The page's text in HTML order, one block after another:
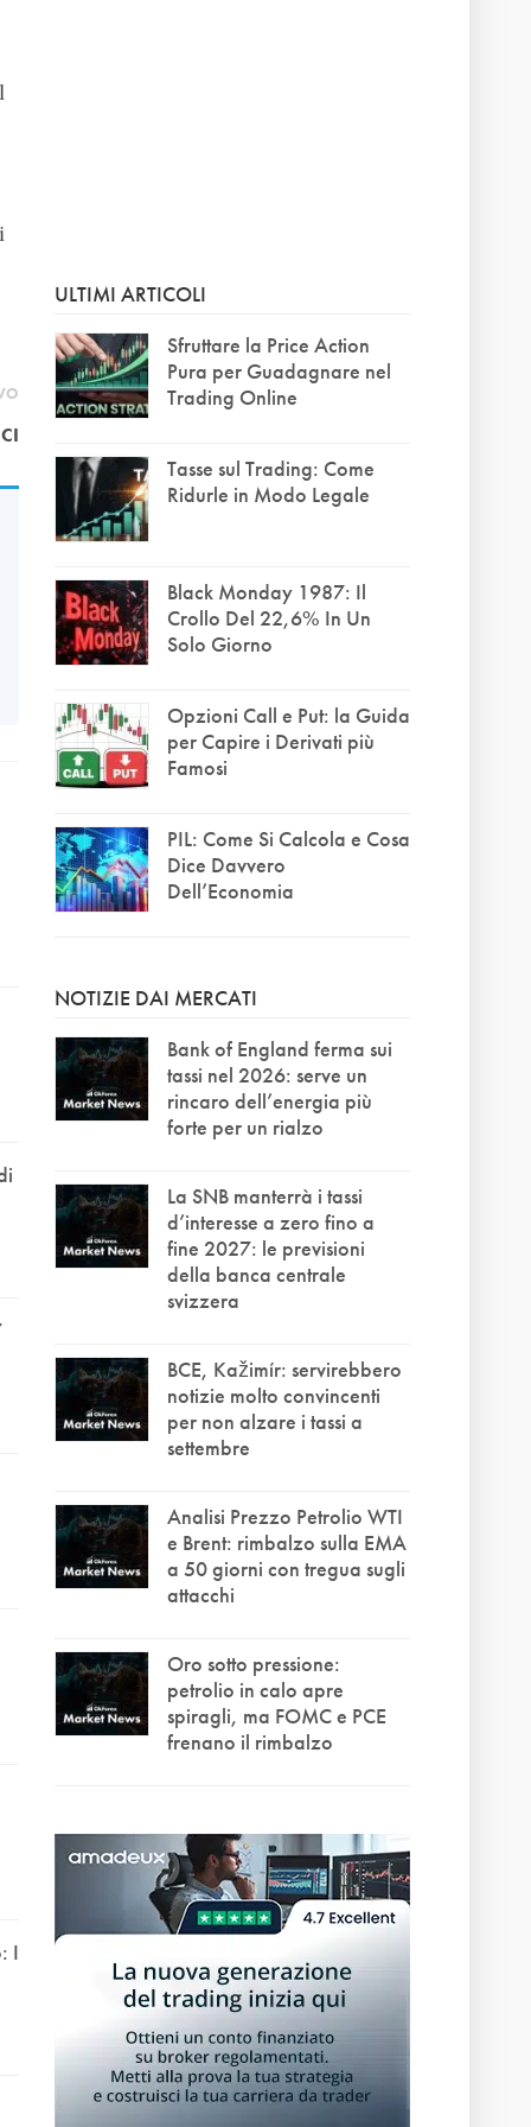
I
ULTIMI ARTICOLI
Sfruttare la Price Action
Pura per Guadagnare nel
Trading Online
Tasse sul Trading: Come
Ridurle in Modo Legale
Black Monday 1987: Il
Crollo Del 22,6% In Un
Solo Giorno
Opzioni Call e Put: la Guida
per Capire i Derivati più
Famosi
PIL: Come Si Calcola e Cosa
Dice Davvero
Dell’Economia
NOTIZIE DAI MERCATI
Bank of England ferma sui
tassi nel 2026: serve un
rincaro dell’energia più
forte per un rialzo
La SNB manterrà i tassi
d’interesse a zero fino a
fine 2027: le previsioni
della banca centrale
svizzera
BCE, Kažimír: servirebbero
notizie molto convincenti
per non alzare i tassi a
settembre
Analisi Prezzo Petrolio WTI
e Brent: rimbalzo sulla EMA
a 50 giorni con tregua sugli
attacchi
Oro sotto pressione:
petrolio in calo apre
spiragli, ma FOMC e PCE
frenano il rimbalzo